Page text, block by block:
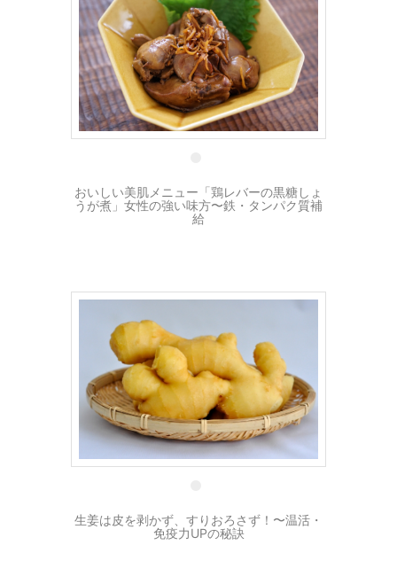
5 6月
おいしい美肌メニュー「鶏レバーの黒糖しょ
うが煮」女性の強い味方〜鉄・タンパク質補
給
4 2月
生姜は皮を剥かず、すりおろさず！〜温活・
免疫力UPの秘訣